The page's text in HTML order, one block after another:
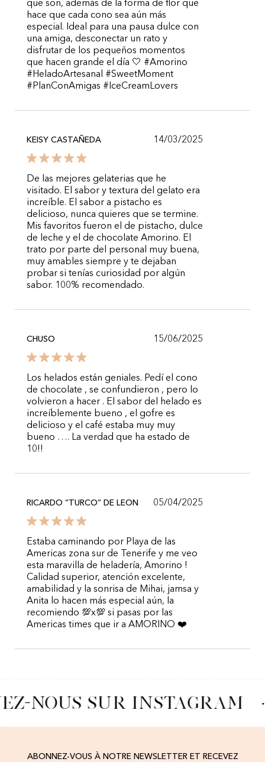
que son, además de la forma de flor que
hace que cada cono sea aún más
especial. Ideal para una pausa dulce con
una amiga, desconectar un rato y
disfrutar de los pequeños momentos
que hacen grande el día 🤍 #Amorino
#HeladoArtesanal #SweetMoment
#PlanConAmigas #IceCreamLovers
KEISY CASTAÑEDA 14/03/2025
De las mejores gelaterias que he
visitado. El sabor y textura del gelato era
increíble. El sabor a pistacho es
delicioso, nunca quieres que se termine.
Mis favoritos fueron el de pistacho, dulce
de leche y el de chocolate Amorino. El
trato por parte del personal muy buena,
muy amables siempre y te dejaban
probar si tenías curiosidad por algún
sabor. 100% recomendado.
CHUSO 15/06/2025
Los helados están geniales. Pedí el cono
de chocolate , se confundieron , pero lo
volvieron a hacer . El sabor del helado es
increíblemente bueno , el gofre es
delicioso y el café estaba muy muy
bueno …. La verdad que ha estado de
10!!
RICARDO “TURCO” DE LEON 05/04/2025
Estaba caminando por Playa de las
Americas zona sur de Tenerife y me veo
esta maravilla de heladería, Amorino !
Calidad superior, atención excelente,
amabilidad y la sonrisa de Mihai, jamsa y
Anita lo hacen más especial aún, la
recomiendo 💯x💯 si pasas por las
Americas times que ir a AMORINO ❤️
NOUS SUR INSTAGRAM ·
ABONNEZ-VOUS À NOTRE NEWSLETTER ET RECEVEZ